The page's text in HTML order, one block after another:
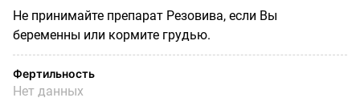
Не принимайте препарат Резовива, если Вы
беременны или кормите грудью.
Фертильность
Нет данных